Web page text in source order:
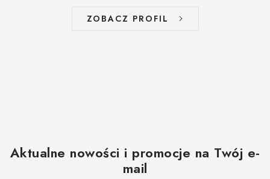
ZOBACZ PROFIL
Aktualne nowości i promocje na Twój e-
mail